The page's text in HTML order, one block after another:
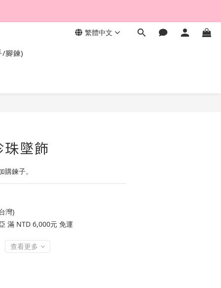
繁體中文
/腳鍊)
墜飾
鍊子。
灣)
滿 NTD 6,000元 免運
查看更多